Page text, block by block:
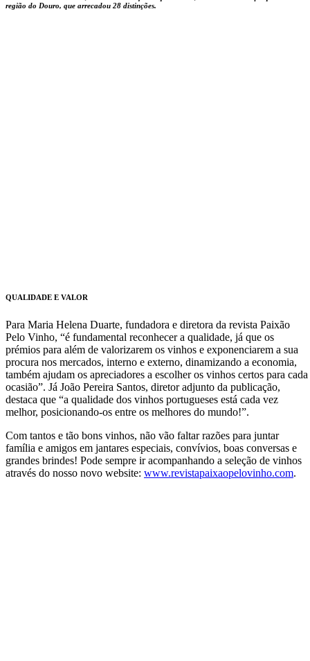
região do Douro, que arrecadou 28 distinções.
QUALIDADE E VALOR
Para Maria Helena Duarte, fundadora e diretora da revista Paixão
Pelo Vinho, “é fundamental reconhecer a qualidade, já que os
prémios para além de valorizarem os vinhos e exponenciarem a sua
procura nos mercados, interno e externo, dinamizando a economia,
também ajudam os apreciadores a escolher os vinhos certos para cada
ocasião”. Já João Pereira Santos, diretor adjunto da publicação,
destaca que “a qualidade dos vinhos portugueses está cada vez
melhor, posicionando-os entre os melhores do mundo!”.
Com tantos e tão bons vinhos, não vão faltar razões para juntar
família e amigos em jantares especiais, convívios, boas conversas e
grandes brindes! Pode sempre ir acompanhando a seleção de vinhos
através do nosso novo website: www.revistapaixaopelovinho.com.